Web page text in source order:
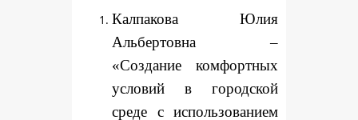
Калпакова Юлия
Альбертовна –
«Создание комфортных
условий в городской
среде с использованием